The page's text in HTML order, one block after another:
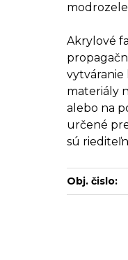
Akrylové
vytváranie
materiály
alebo na
určené
sú
Obj. čislo: